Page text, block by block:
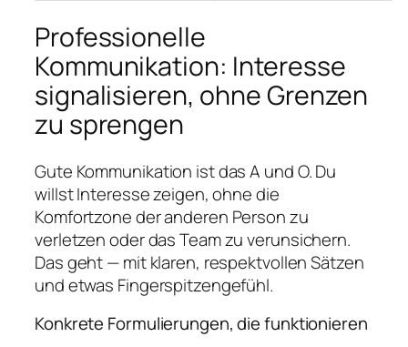
Professionelle
Kommunikation: Interesse
signalisieren, ohne Grenzen
zu sprengen
Gute Kommunikation ist das A und O. Du
willst Interesse zeigen, ohne die
Komfortzone der anderen Person zu
verletzen oder das Team zu verunsichern.
Das geht — mit klaren, respektvollen Sätzen
und etwas Fingerspitzengefühl.
Konkrete Formulierungen, die funktionieren